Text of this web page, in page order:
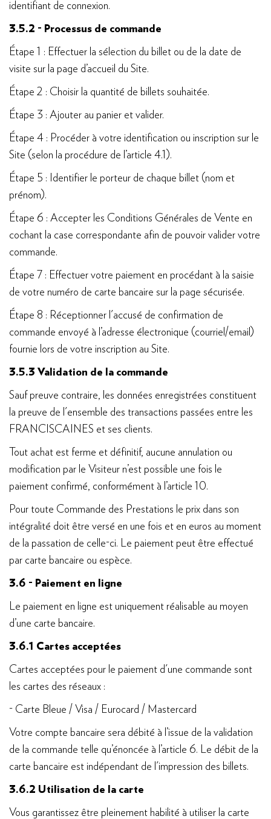
identifiant de connexion.
3.5.2 - Processus de commande
Étape 1 : Effectuer la sélection du billet ou de la date de
visite sur la page d’accueil du Site.
Étape 2 : Choisir la quantité de billets souhaitée.
Étape 3 : Ajouter au panier et valider.
Étape 4 : Procéder à votre identification ou inscription sur le
Site (selon la procédure de l’article 4.1).
Étape 5 : Identifier le porteur de chaque billet (nom et
prénom).
Étape 6 : Accepter les Conditions Générales de Vente en
cochant la case correspondante afin de pouvoir valider votre
commande.
Étape 7 : Effectuer votre paiement en procédant à la saisie
de votre numéro de carte bancaire sur la page sécurisée.
Étape 8 : Réceptionner l'accusé de confirmation de
commande envoyé à l’adresse électronique (courriel/email)
fournie lors de votre inscription au Site.
3.5.3 Validation de la commande
Sauf preuve contraire, les données enregistrées constituent
la preuve de l'ensemble des transactions passées entre les
FRANCISCAINES et ses clients.
Tout achat est ferme et définitif, aucune annulation ou
modification par le Visiteur n’est possible une fois le
paiement confirmé, conformément à l’article 10.
Pour toute Commande des Prestations le prix dans son
intégralité doit être versé en une fois et en euros au moment
de la passation de celle-ci. Le paiement peut être effectué
par carte bancaire ou espèce.
3.6 - Paiement en ligne
Le paiement en ligne est uniquement réalisable au moyen
d’une carte bancaire.
3.6.1 Cartes acceptées
Cartes acceptées pour le paiement d'une commande sont
les cartes des réseaux :
- Carte Bleue / Visa / Eurocard / Mastercard
Votre compte bancaire sera débité à l’issue de la validation
de la commande telle qu’énoncée à l’article 6. Le débit de la
carte bancaire est indépendant de l'impression des billets.
3.6.2 Utilisation de la carte
Vous garantissez être pleinement habilité à utiliser la carte